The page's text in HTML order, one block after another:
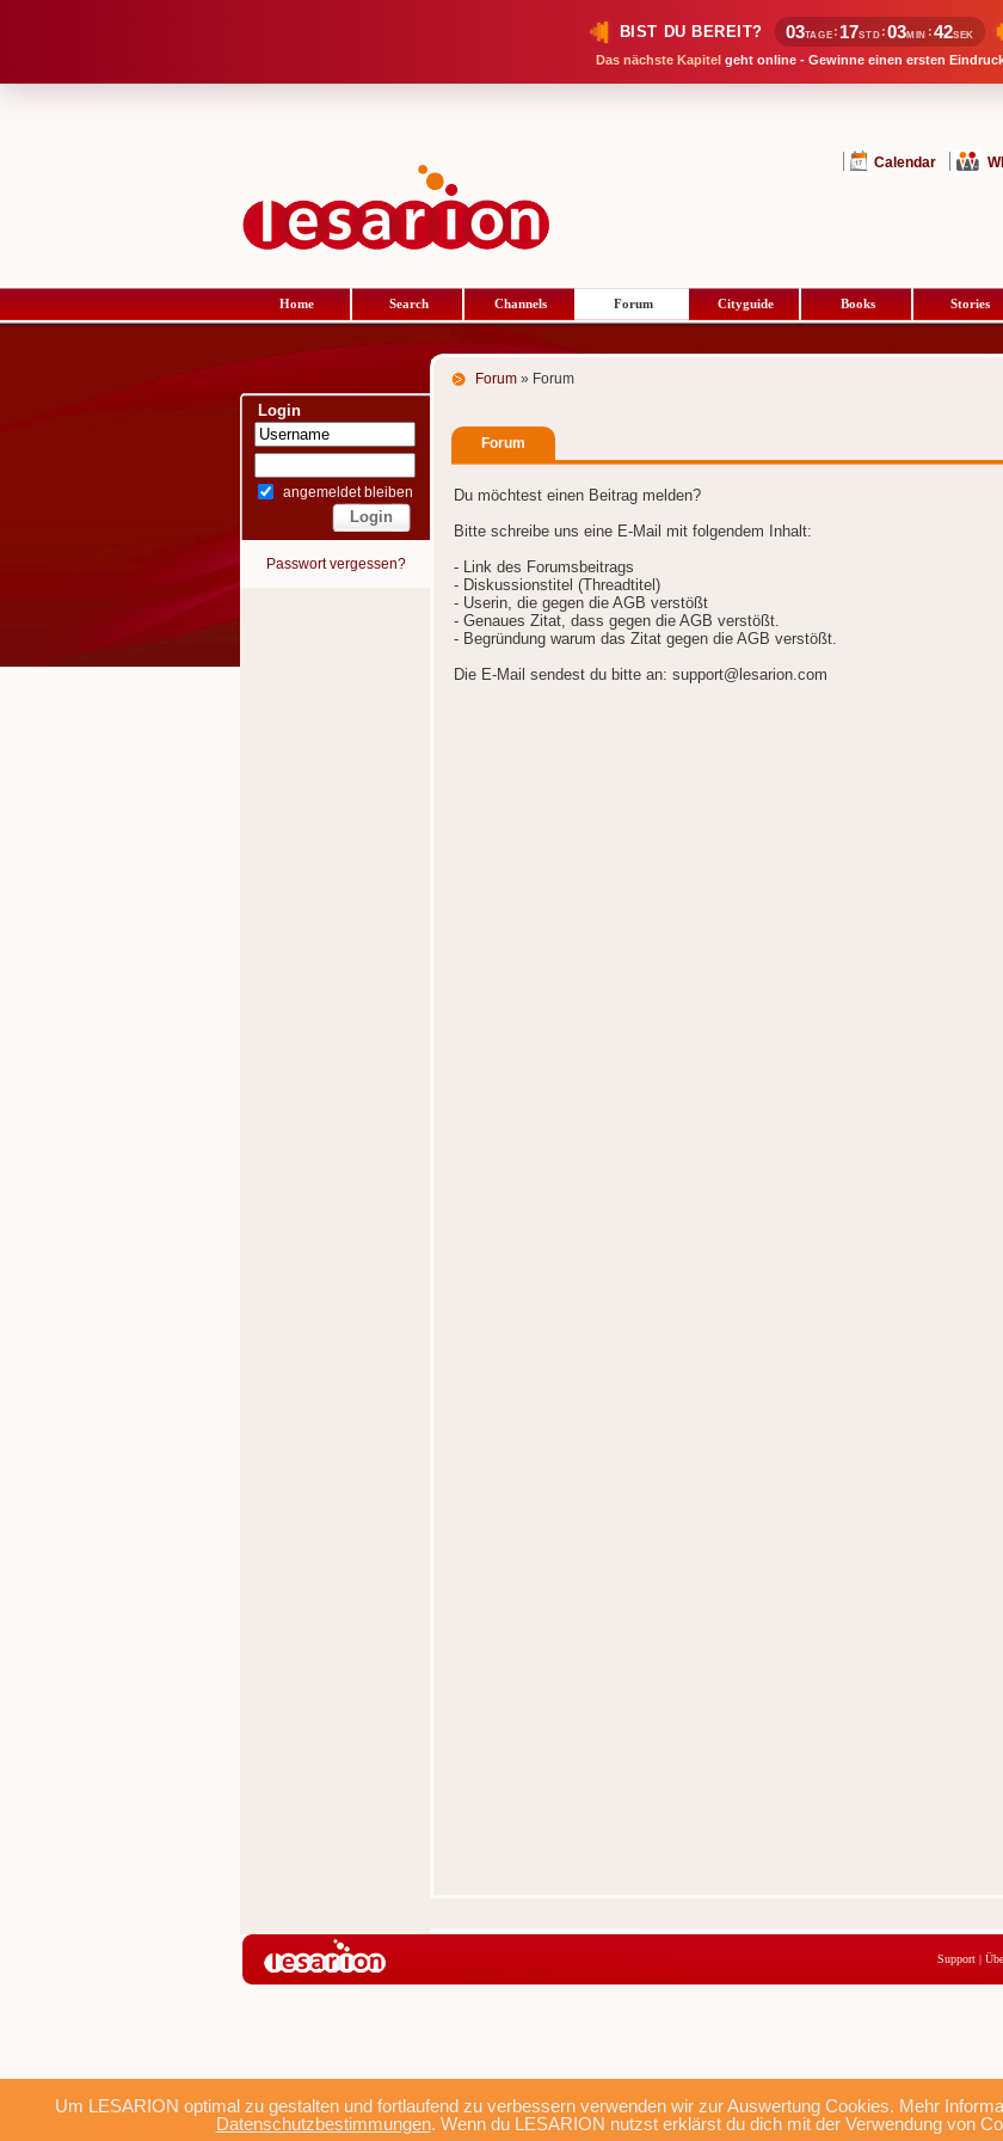
BIST DU BEREIT? 03TAGE : 17STD :03MIN :41SEK
Das nächste Kapitel geht online - Gewinne einen ersten
Um LESARION optimal zu gestalten und fortlaufend zu verbessern verwenden wir zur Auswertung Cookies. Mehr
Datenschutzbestimmungen. Wenn du LESARION nutzst erklärst du dich mit der Verwendung von
Calendar
Home Search Channels Forum Cityguide Books Stories
Login
angemeldet bleiben
Passwort vergessen?
Forum » Forum
Forum
Du möchtest einen Beitrag melden?
Bitte schreibe uns eine E-Mail mit folgendem Inhalt:
- Link des Forumsbeitrags
- Diskussionstitel (Threadtitel)
- Userin, die gegen die AGB verstößt
- Genaues Zitat, dass gegen die AGB verstößt.
- Begründung warum das Zitat gegen die AGB verstößt.
Die E-Mail sendest du bitte an: support@lesarion.com
Support |